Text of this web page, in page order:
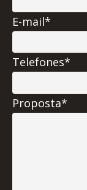
E-mail*
Telefones*
Proposta*